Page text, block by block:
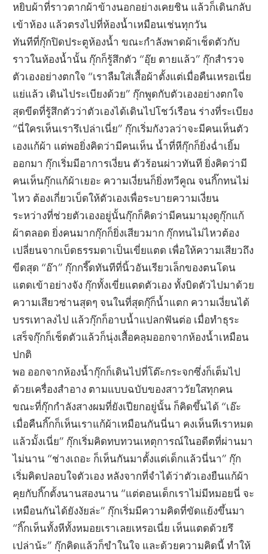
หยิบผ้าที่ราวตากผ้าข้างนอกอย่างเคยชิน แล้วก็เดินกลับ
เข้าห้อง แล้วตรงไปที่ห้องน้ำเหมือนเช่นทุกวัน
ทันทีที่กุ๊กปิดประตูห้องน้ำ ขณะกำลังพาดผ้าเช็ดตัวกับ
ราวในห้องน้ำนั้น กุ๊กก็รู้สึกตัว “อุ๊ย ตายแล้ว” กุ๊กสำรวจ
ตัวเองอย่างตกใจ “เราลืมใส่เสื้อผ้าตั้งแต่เมื่อคืนเหรอเนี่ย
แย่แล้ว เดินไประเบียงด้วย” กุ๊กพูดกับตัวเองอย่างตกใจ
สุดขีดที่รู้สึกตัวว่าตัวเองได้เดินไปโชว์เรือน ร่างที่ระเบียง
“นี่ใครเห็นเรารึเปล่าเนี่ย” กุ๊กเริ่มกังวลว่าจะมีคนเห็นตัว
เองแก้ผ้า แต่พอยิ่งคิดว่ามีคนเห็น น้ำที่หีกุ๊กก็ยิ่งฉ่ำเยิ้ม
ออกมา กุ๊กเริ่มมีอาการเงี่ยน ตัวร้อนผ่าวทันที ยิ่งคิดว่ามี
คนเห็นกุ๊กแก้ผ้าเยอะ ความเงี่ยนก็ยิ่งทวีคูณ จนกิ๊กทนไม่
ไหว ต้องเกี่ยวเบ็ดให้ตัวเองเพื่อระบายความเงี่ยน
ระหว่างที่ช่วยตัวเองอยู่นั้นกุ๊กก็คิดว่ามีคนมามุงดูกุ๊กแก้
ผ้าตลอด ยิ่งคนมากกุ๊กก็ยิ่งเสียวมาก กุ๊กทนไม่ไหวต้อง
เปลี่ยนจากเบ็ดธรรมดาเป็นเขี่ยแตด เพื่อให้ความเสียวถึง
ขีดสุด “อ๊า” กุ๊กกรี๊ดทันทีที่นิ้วอันเรียวเล็กของตนโดน
แตดเข้าอย่างจัง กุ๊กทั้งเขี่ยแตดตัวเอง ทั้งบิดตัวไปมาด้วย
ความเสียวซ่านสุดๆ จนในที่สุดกุ๊ก็น้ำแตก ความเงี่ยนได้
บรรเทาลงไป แล้วกุ๊กก็อาบน้ำแปลกฟันต่อ เมื่อทำธุระ
เสร็จกุ๊กก็เช็ดตัวแล้วก็นุ่งเสื้อคลุมออกจากห้องน้ำเหมือน
ปกติ
พอ ออกจากห้องน้ำกุ๊กก็เดินไปที่โต๊ะกระจกซึ่งก็เต็มไป
ด้วยเครื่องสำอาง ตามแบบฉบับของสาววัยใสทุกคน
ขณะที่กุ๊กกำลังสางผมที่ยังเปียกอยู่นั้น ก็คิดขึ้นได้ “เอ๊ะ
เมื่อคืนกิ๊กก็เห็นเราแก้ผ้าเหมือนกันนี่นา คงเห็นหีเราหมด
แล้วมั้งเนี่ย” กุ๊กเริ่มคิดทบทวนเหตุการณ์ในอดีตที่ผ่านมา
ไม่นาน “ช่างเถอะ ก็เห็นกันมาตั้งแต่เด็กแล้วนี่นา” กุ๊ก
เริ่มคิดปลอบใจตัวเอง หลังจากที่จำได้ว่าตัวเองยืนแก้ผ้า
คุยกับกิ๊กตั้งนานสองนาน “แต่ตอนเด็กเราไม่มีหมอยนี่ จะ
เหมือนกันได้ยังงัยล่ะ” กุ๊กเริ่มมีความคิดที่ขัดแย้งขึ้นมา
“กิ๊กเห็นทั้งหีทั้งหมอยเราเลยเหรอเนี่ย เห็นแตดด้วยรึ
เปล่าน้ะ” กุ๊กคิดแล้วก็ขำในใจ และด้วยความคิดนี้ ทำให้